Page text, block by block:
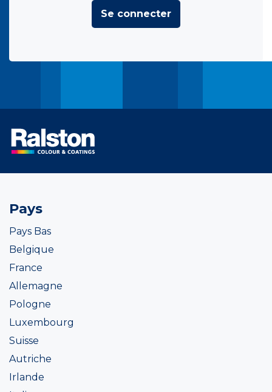
Se connecter
Pays
Pays Bas
Belgique
France
Allemagne
Pologne
Luxembourg
Suisse
Autriche
Irlande